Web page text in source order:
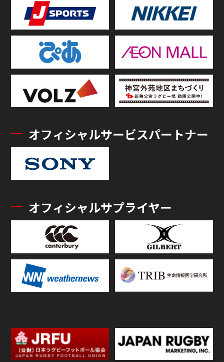
オフィシャルサービスパートナー
オフィシャルサプライヤー